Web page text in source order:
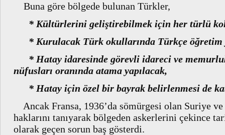
Buna göre bölgede bulunan Türkler,
* Kültürlerini geliştirebilmek için her türlü
* Kurulacak Türk okullarında Türkçe öğretim
* Hatay idaresinde görevli idareci ve
nüfusları oranında atama yapılacak,
* Hatay için özel bir bayrak belirlenmesi de
Ancak Fransa, 1936’da sömürgesi olan Suriye ve
haklarını tanıyarak bölgeden askerlerini çekince
olarak geçen sorun baş gösterdi.